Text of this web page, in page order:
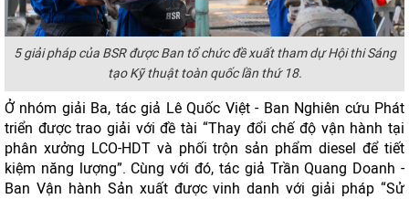
5 giải pháp của BSR được Ban tổ chức đề xuất tham dự Hội thi Sáng
tạo Kỹ thuật toàn quốc lần thứ 18.
Ở nhóm giải Ba, tác giả Lê Quốc Việt - Ban Nghiên cứu Phát
triển được trao giải với đề tài “Thay đổi chế độ vận hành tại
phân xưởng LCO-HDT và phối trộn sản phẩm diesel để tiết
kiệm năng lượng”. Cùng với đó, tác giả Trần Quang Doanh -
Ban Vận hành Sản xuất được vinh danh với giải pháp “Sử